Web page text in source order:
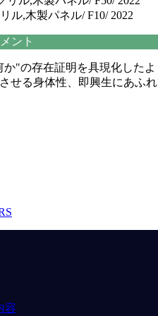
ル,木製パネル/ F10/ 2022
ント
か"の存在証明を具現化した
せる身体性、即興生にあふ
容